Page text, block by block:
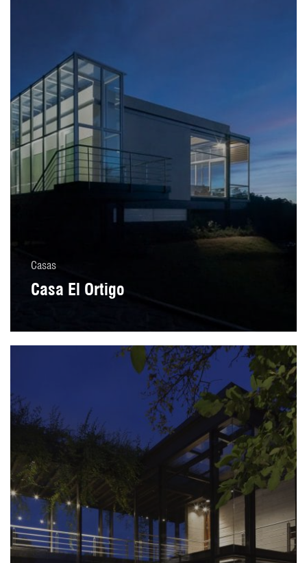
Casas
Casa El Ortigo